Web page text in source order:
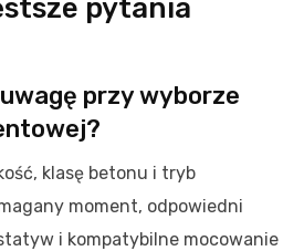
pytania
przy wyborze
klasę betonu i tryb
moment, odpowiedni
i kompatybilne mocowanie